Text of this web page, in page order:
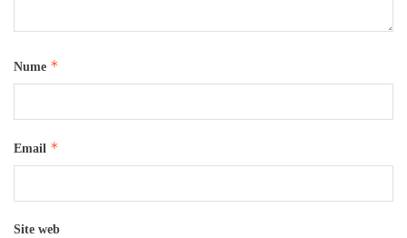
Nume *
Email *
Site web